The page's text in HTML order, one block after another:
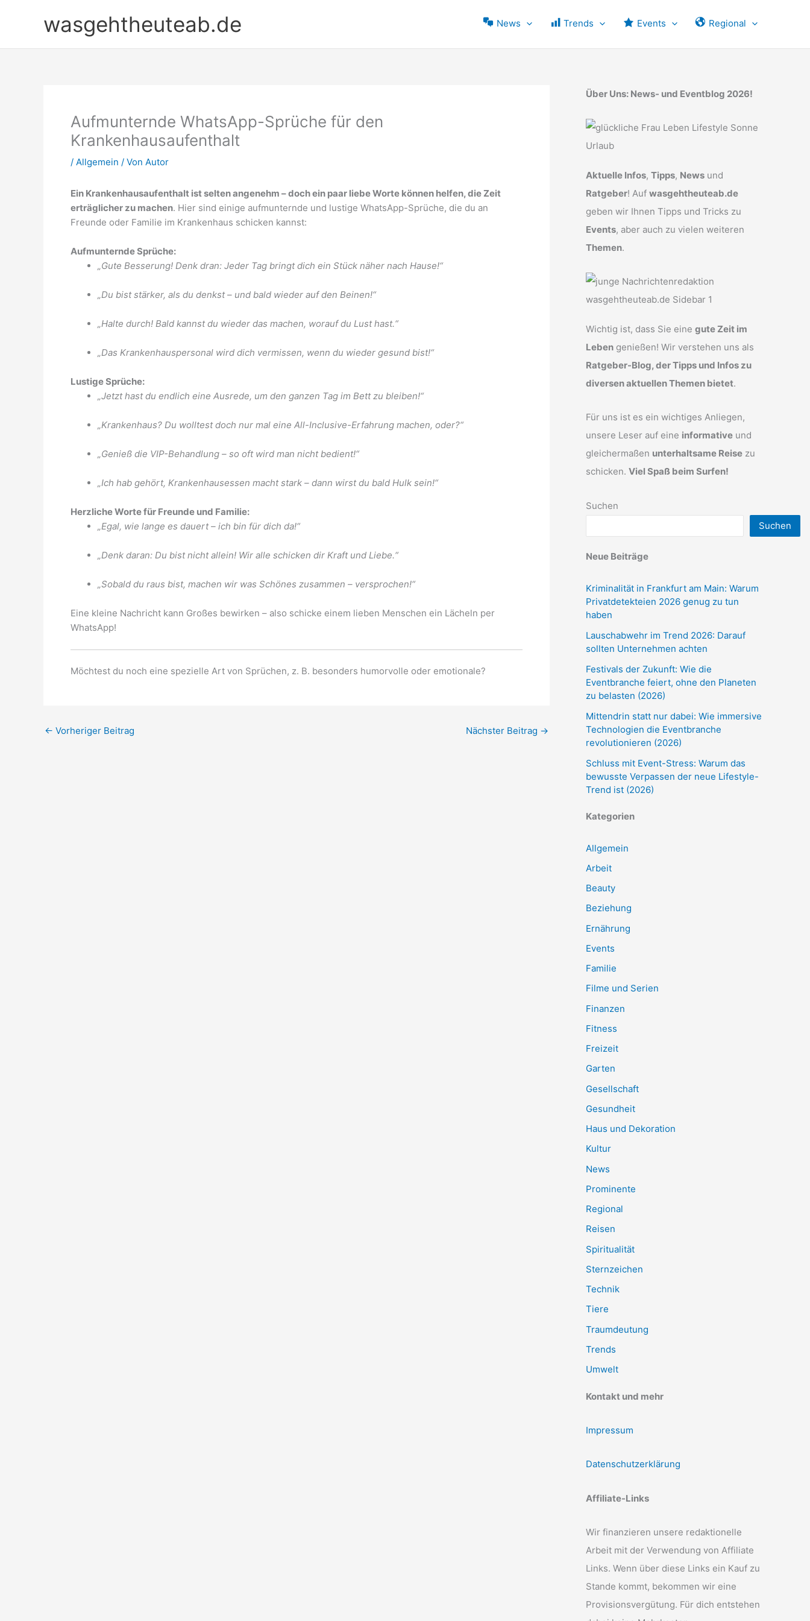
wasgehtheuteab.de News Trends Events Regional
Aufmunternde WhatsApp-Sprüche für den
Krankenhausaufenthalt
/ Allgemein / Von Autor
Ein Krankenhausaufenthalt ist selten angenehm – doch ein paar liebe Worte können helfen, die Zeit
erträglicher zu machen. Hier sind einige aufmunternde und lustige WhatsApp-Sprüche, die du an
Freunde oder Familie im Krankenhaus schicken kannst:
Aufmunternde Sprüche:
„Gute Besserung! Denk dran: Jeder Tag bringt dich ein Stück näher nach Hause!“
„Du bist stärker, als du denkst – und bald wieder auf den Beinen!“
„Halte durch! Bald kannst du wieder das machen, worauf du Lust hast.“
„Das Krankenhauspersonal wird dich vermissen, wenn du wieder gesund bist!“
Lustige Sprüche:
„Jetzt hast du endlich eine Ausrede, um den ganzen Tag im Bett zu bleiben!“
„Krankenhaus? Du wolltest doch nur mal eine All-Inclusive-Erfahrung machen, oder?“
„Genieß die VIP-Behandlung – so oft wird man nicht bedient!“
„Ich hab gehört, Krankenhausessen macht stark – dann wirst du bald Hulk sein!“
Herzliche Worte für Freunde und Familie:
„Egal, wie lange es dauert – ich bin für dich da!“
„Denk daran: Du bist nicht allein! Wir alle schicken dir Kraft und Liebe.“
„Sobald du raus bist, machen wir was Schönes zusammen – versprochen!“
Eine kleine Nachricht kann Großes bewirken – also schicke einem lieben Menschen ein Lächeln per
WhatsApp!
Möchtest du noch eine spezielle Art von Sprüchen, z. B. besonders humorvolle oder emotionale?
← Vorheriger Beitrag Nächster Beitrag →
Über Uns: News- und Eventblog 2026!
Aktuelle Infos, Tipps, News und
Ratgeber! Auf wasgehtheuteab.de
geben wir Ihnen Tipps und Tricks zu
Events, aber auch zu vielen weiteren
Themen.
Wichtig ist, dass Sie eine gute Zeit im
Leben genießen! Wir verstehen uns als
Ratgeber-Blog, der Tipps und Infos zu
diversen aktuellen Themen bietet.
Für uns ist es ein wichtiges Anliegen,
unsere Leser auf eine informative und
gleichermaßen unterhaltsame Reise zu
schicken. Viel Spaß beim Surfen!
Suchen
Suchen
Neue Beiträge
Kriminalität in Frankfurt am Main: Warum
Privatdetekteien 2026 genug zu tun
haben
Lauschabwehr im Trend 2026: Darauf
sollten Unternehmen achten
Festivals der Zukunft: Wie die
Eventbranche feiert, ohne den Planeten
zu belasten (2026)
Mittendrin statt nur dabei: Wie immersive
Technologien die Eventbranche
revolutionieren (2026)
Schluss mit Event-Stress: Warum das
bewusste Verpassen der neue Lifestyle-
Trend ist (2026)
Kategorien
Allgemein
Arbeit
Beauty
Beziehung
Ernährung
Events
Familie
Filme und Serien
Finanzen
Fitness
Freizeit
Garten
Gesellschaft
Gesundheit
Haus und Dekoration
Kultur
News
Prominente
Regional
Reisen
Spiritualität
Sternzeichen
Technik
Tiere
Traumdeutung
Trends
Umwelt
Kontakt und mehr
Impressum
Datenschutzerklärung
Affiliate-Links
Wir finanzieren unsere redaktionelle
Arbeit mit der Verwendung von Affiliate
Links. Wenn über diese Links ein Kauf zu
Stande kommt, bekommen wir eine
Provisionsvergütung. Für dich entstehen